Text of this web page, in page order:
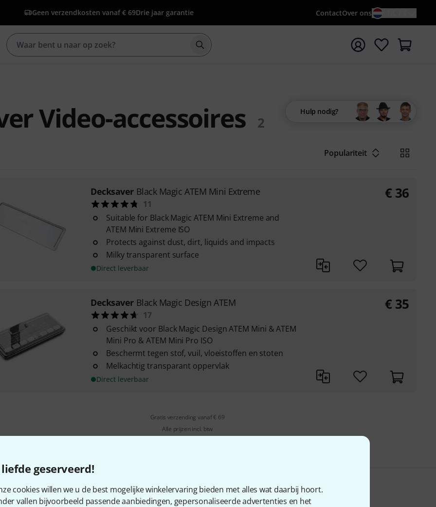
geserveerd!
cookies willen we u de best mogelijke winkelervaring bieden met alles wat daarbij hoort.
vallen bijvoorbeeld passende aanbiedingen, gepersonaliseerde advertenties en het
Geen verzendkosten vanaf € 69Drie jaar garantie ContactOver ons
Zoek met zoekterm {searchTerm}
Video-accessoires 2
Hulp nodig?
Populariteit
Decksaver Black Magic ATEM Mini Extreme
11
Suitable for Black Magic ATEM Mini Extreme and
ATEM Mini Extreme ISO
Protects against dust, dirt, liquids and impacts
Milky transparent surface
Direct leverbaar
€ 36
Decksaver Black Magic Design ATEM
17
Geschikt voor Black Magic Design ATEM Mini & ATEM
Mini Pro & ATEM Mini Pro ISO
Beschermt tegen stof, vuil, vloeistoffen en stoten
Melkachtig transparant oppervlak
Direct leverbaar
€ 35
Gratis verzending vanaf € 69
Alle prijzen incl. btw
Bevalt het wat u ziet?